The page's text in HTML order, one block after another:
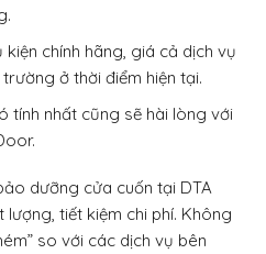
chính hãng, giá cả dịch vụ
ở thời điểm hiện tại.
tính nhất cũng sẽ hài lòng với
dưỡng cửa cuốn tại DTA
tiết kiệm chi phí. Không
so với các dịch vụ bên